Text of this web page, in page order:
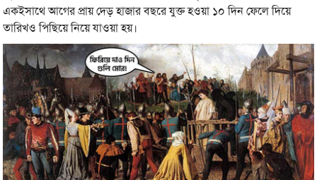
একইসাথে আগের প্রায় দেড় হাজার বছরে যুক্ত হওয়া ১০ দিন ফেলে দিয়ে
তারিখও পিছিয়ে নিয়ে যাওয়া হয়।